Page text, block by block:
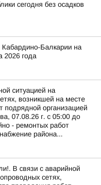
сегодня без осадков
Кабардино-Балкарии на
2026 года
ситуацией на
возникшей на месте
подрядной организацией
07.08.26 г. с 05:00 до
- ремонтых работ
района...
В связи с аварийной
сетях,